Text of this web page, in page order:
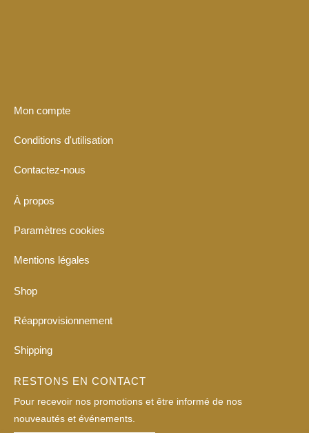
Mon compte
Conditions d'utilisation
Contactez-nous
À propos
Paramètres cookies
Mentions légales
Shop
Réapprovisionnement
Shipping
RESTONS EN CONTACT
Pour recevoir nos promotions et être informé de nos
nouveautés et événements.